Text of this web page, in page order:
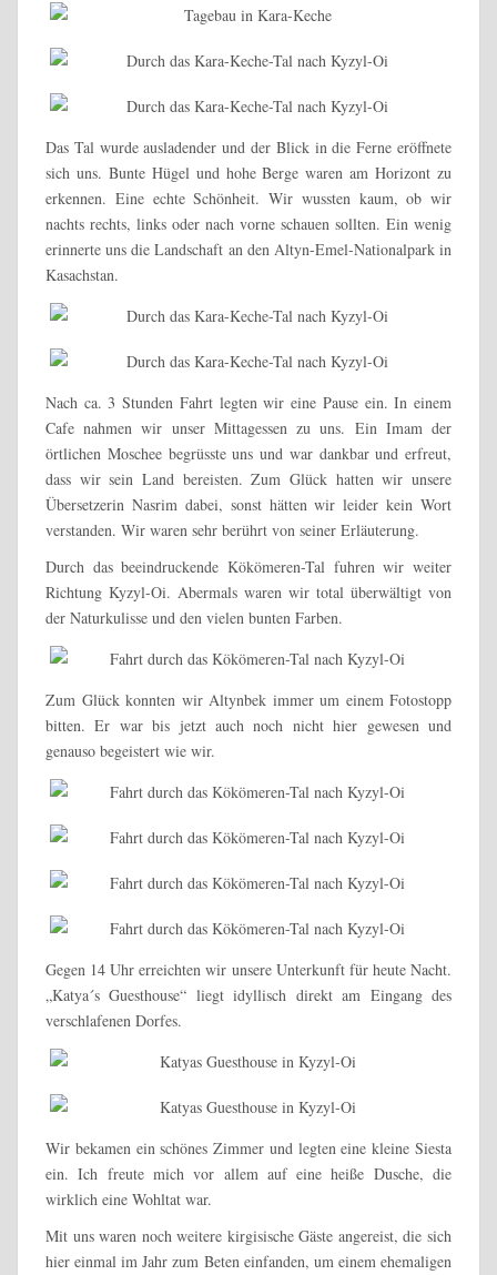
Das Tal wurde ausladender und der Blick in die Ferne eröffnete
sich uns. Bunte Hügel und hohe Berge waren am Horizont zu
erkennen. Eine echte Schönheit. Wir wussten kaum, ob wir
nachts rechts, links oder nach vorne schauen sollten. Ein wenig
erinnerte uns die Landschaft an den Altyn-Emel-Nationalpark in
Kasachstan.
Nach ca. 3 Stunden Fahrt legten wir eine Pause ein. In einem
Cafe nahmen wir unser Mittagessen zu uns. Ein Imam der
örtlichen Moschee begrüsste uns und war dankbar und erfreut,
dass wir sein Land bereisten. Zum Glück hatten wir unsere
Übersetzerin Nasrim dabei, sonst hätten wir leider kein Wort
verstanden. Wir waren sehr berührt von seiner Erläuterung.
Durch das beeindruckende Kökömeren-Tal fuhren wir weiter
Richtung Kyzyl-Oi. Abermals waren wir total überwältigt von
der Naturkulisse und den vielen bunten Farben.
Zum Glück konnten wir Altynbek immer um einem Fotostopp
bitten. Er war bis jetzt auch noch nicht hier gewesen und
genauso begeistert wie wir.
Gegen 14 Uhr erreichten wir unsere Unterkunft für heute Nacht.
„Katya´s Guesthouse“ liegt idyllisch direkt am Eingang des
verschlafenen Dorfes.
Wir bekamen ein schönes Zimmer und legten eine kleine Siesta
ein. Ich freute mich vor allem auf eine heiße Dusche, die
wirklich eine Wohltat war.
Mit uns waren noch weitere kirgisische Gäste angereist, die sich
hier einmal im Jahr zum Beten einfanden, um einem ehemaligen